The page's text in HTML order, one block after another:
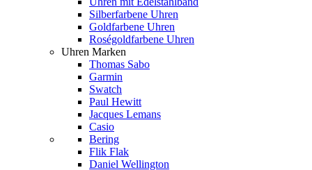
Silberfarbene Uhren
Goldfarbene Uhren
Roségoldfarbene Uhren
Uhren Marken
Thomas Sabo
Garmin
Swatch
Paul Hewitt
Jacques Lemans
Casio
Bering
Flik Flak
Daniel Wellington